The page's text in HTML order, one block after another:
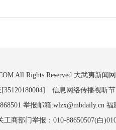
All Rights Reserved 大武夷新
信息网络传播视听节
举报邮箱:wlzx@mbdaily.cn
商部门举报：010-88650507(白